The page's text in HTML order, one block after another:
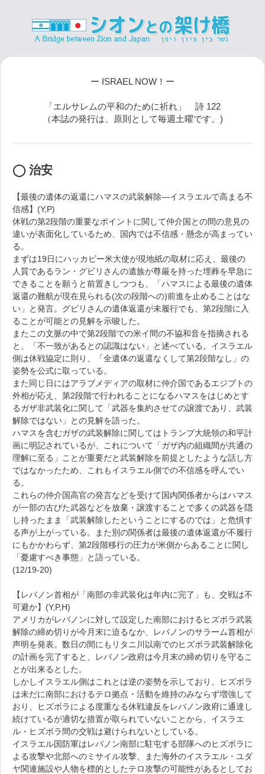
ー ISRAEL NOW！ー
「エルサレムの平和のために祈れ」 詩 122
（本誌の発行は、原則として毎週土曜です。)
◯ 治安
【最後の遺体の返還にハマスの武装解除―イスラエルで高まる不
信感】(Y,P)
休戦の第2段階の重要なポイントに関して仲介国との間の意見の
違いが表面化しているため、国内では不信感・懸念が高まってい
る。
まずは19日にハッカビー米大使が現地紙の取材に応え、最後の
人質であるラン・グビリさんの遺族が尊厳を持った埋葬を早急に
できることを願うと前置きしつつも、「ハマスによる最後の遺体
返還の難航が現在見られる(次の段階への)前進を止めることはな
い」と発言。グビリさんの遺体返還が未履行でも、第2段階に入
ることが可能との見解を示唆した。
またこの文脈の中で第2段階での米イ間の不協和音を指摘される
と、「不一致があるとの認識はない」と述べている。イスラエル
側は休戦協定に則り、「全遺体の返還なくして第2段階なし」の
姿勢を公式に取っている。
また同じ日にはアラブメディアの取材に仲介国であるエジプトの
外相が応え、第2段階で行われることになるハマスをはじめとす
るガザ非武装化に関して「武器を集約させての譲渡であり、武装
解除ではない」との見解を語った。
ハマスを含むガザの武装解除に関してはトランプ大統領の和平計
画に明記されているが、これについて「ガザ内の組織間が共通の
理解に至る」ことが重要だと武装解除を前提としたような話し方
ではなかったため、これもイスラエル側での不信感を呼んでい
る。
これらの仲介国高官の発言などを受けて国内関係者からはハマス
が一部の古びた武器などを放棄・譲渡することで多くの武器を隠
し持ったまま「武装解除したということにするのでは」と危惧す
る声が上がっている。また別の関係者は最後の遺体返還が不履行
にもかかわらず、第2段階移行の圧力が米側からあることに関し
「憂慮すべき事態」と語っている。
(12/19-20)
【レバノン首相が「南部の非武装化は年内に完了」も、交戦は不
可避か】(Y,P,H)
アメリカがレバノンに対して設定した南部におけるヒズボラ武装
解除の締め切りが今月末に迫るなか、レバノンのサラーム首相が
声明を発表。数日の間にもリタニ川以南でのヒズボラ武装解除化
の計画を完了すると、レバノン政府は今月末の締め切りを守るこ
とが出来るとした。
しかしイスラエル側はこれとは逆の姿勢を示しており、ヒズボラ
は未だに南部におけるテロ拠点・活動を維持のみならず増強して
おり、ヒズボラによる度重なる休戦違反をレバノン政府に通達し
続けているが適切な措置が取られていないことから、イスラエ
ル・ヒズボラ間の交戦は避けられないとしている。
イスラエル国防軍はレバノン南部に駐屯する部隊へのヒズボラに
よる攻撃や北部へのミサイル攻撃、また海外のイスラエル・ユダ
ヤ関連施設や人物を標的としたテロ攻撃の可能性があるとしてお